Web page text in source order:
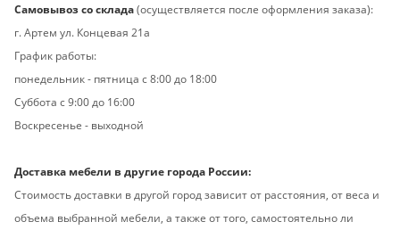
Самовывоз со склада(осуществляется после оформления заказа):
г. Артем ул. Концевая 21а
График работы:
понедельник - пятница с 8:00 до 18:00
Суббота с 9:00 до 16:00
Воскресенье - выходной
Доставка мебели в другие города России:
Стоимость доставки в другой город зависит от расстояния, от веса и
объема выбранной мебели, а также от того, самостоятельно ли